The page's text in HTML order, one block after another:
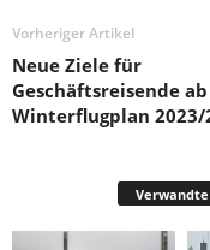
Vorheriger Artikel
Neue Ziele für
Geschäftsreisende ab
Winterflugplan 2023/